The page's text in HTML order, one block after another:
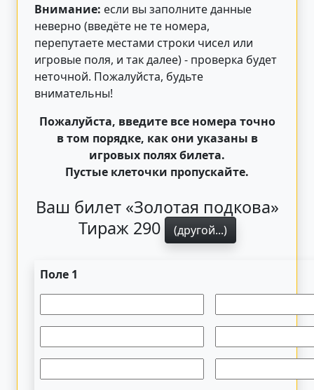
Внимание: если вы заполните данные
неверно (введёте не те номера,
перепутаете местами строки чисел или
игровые поля, и так далее) - проверка будет
неточной. Пожалуйста, будьте
внимательны!
Пожалуйста, введите все номера точно
в том порядке, как они указаны в
игровых полях билета.
Пустые клеточки пропускайте.
Ваш билет «Золотая подкова»
Тираж 290
(другой...)
Поле 1